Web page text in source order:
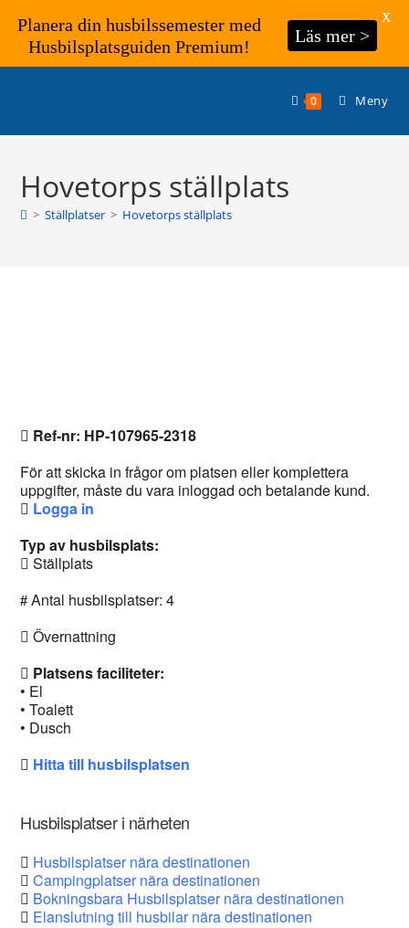
0 Meny
Hovetorps ställplats
> Ställplatser > Hovetorps ställplats
Ref-nr: HP-107965-2318
För att skicka in frågor om platsen eller komplettera
uppgifter, måste du vara inloggad och betalande kund.
Logga in
Typ av husbilsplats:
Ställplats
Antal husbilsplatser: 4
Övernattning
Platsens faciliteter:
• El
• Toalett
• Dusch
Hitta till husbilsplatsen
Husbilsplatser i närheten
Husbilsplatser nära destinationen
Campingplatser nära destinationen
Bokningsbara Husbilsplatser nära destinationen
Elanslutning till husbilar nära destinationen
Planera din husbilssemester med
Husbilsplatsguiden Premium!
Läs mer >
X